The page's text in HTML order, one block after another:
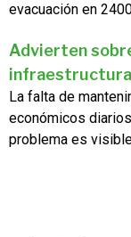
evacuación en
Advierten
infraestructura
La falta de
económicos
problema es